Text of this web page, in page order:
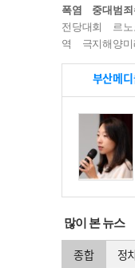
폭염 중대범
전당대회
르
역
극지해양미
부산메
많이 본 뉴스
종합 정치